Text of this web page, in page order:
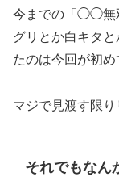
今までの「◯◯無
グリとか白キタ
たのは今回が初
マジで見渡す限
それでもなん